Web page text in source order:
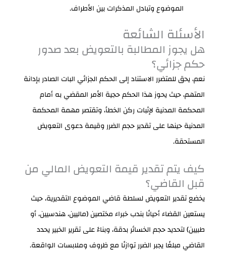
الموضوع وتبادل المذكرات بين الأطراف.
الأسئلة الشائعة
هل يجوز المطالبة بالتعويض بعد صدور
حكم جزائي؟
نعم، يحق للمتضرر الاستناد إلى الحكم الجزائي البات الصادر بإدانة
المتهم، حيث يحوز هذا الحكم حجية الأمر المقضي به أمام
المحكمة المدنية لإثبات ركن الخطأ، وتقتصر مهمة المحكمة
المدنية حينها على تقدير حجم الضرر وقيمة دعوى التعويض
المستحقة.
كيف يتم تقدير قيمة التعويض المالي من
قبل القاضي؟
يخضع تقدير التعويض لسلطة قاضي الموضوع التقديرية، حيث
يستعين القضاء أحيانًا بندب خبراء مختصين (ماليين، هندسيين، أو
طبيين) لتحديد حجم الخسائر بدقة، وبناءً على تقرير الخبير يحدد
القاضي مبلغًا يجبر الضرر توازنًا مع ظروف وملابسات الواقعة.